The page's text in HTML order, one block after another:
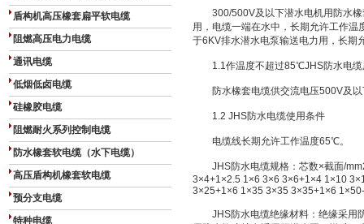
盾构机高压橡套扁平软电缆
阻燃高压电力电缆
通讯电缆
低烟低卤电缆
硅橡胶电缆
阻燃耐火系列控制电缆
防水橡套软电缆（水下电缆）
高压盾构机橡套软电缆
预分支电缆
特种电缆
300/500V及以下潜水电机用防水橡
用，电缆一端在水中，长期允许工作
于6KV排水潜水电泵输送电力用，长期
1.1作温度不超过85℃JHS防水电缆
防水橡套电缆供交流电压500V及以
1.2 JHS防水电缆使用条件
电缆线长期允许工作温度65℃。
JHS防水电缆规格：芯数×截面/
3×4+1×2.5 1×6 3×6 3×6+1×4 1×10
3×25+1×6 1×35 3×35 3×35+1×6
JHS防水电缆绝缘材料：绝缘采用